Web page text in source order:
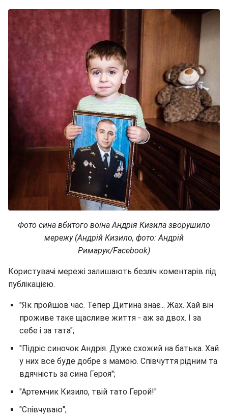
Фото сина вбитого воїна Андрія Кизила зворушило
мережу (Андрій Кизило, фото: Андрій
Римарук/Facebook)
Користувачі мережі залишають безліч коментарів під
публікацією.
"Як пройшов час. Тепер Дитина знає... Жах. Хай він
проживе таке щасливе життя - аж за двох. І за
себе і за тата";
"Підріс синочок Андрія. Дуже схожий на батька. Хай
у них все буде добре з мамою. Співчуття рідним та
вдячність за сина Героя";
"Артемчик Кизило, твій тато Герой!"
"Співчуваю";